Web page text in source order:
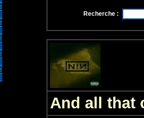
Recherche :
And all that